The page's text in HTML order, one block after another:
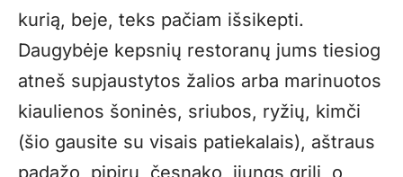
kurią, beje, teks pačiam išsikepti.
Daugybėje kepsnių restoranų jums tiesiog
atneš supjaustytos žalios arba marinuotos
kiaulienos šoninės, sriubos, ryžių, kimči
(šio gausite su visais patiekalais), aštraus
padažo, pipirų, česnako, įjungs grilį, o